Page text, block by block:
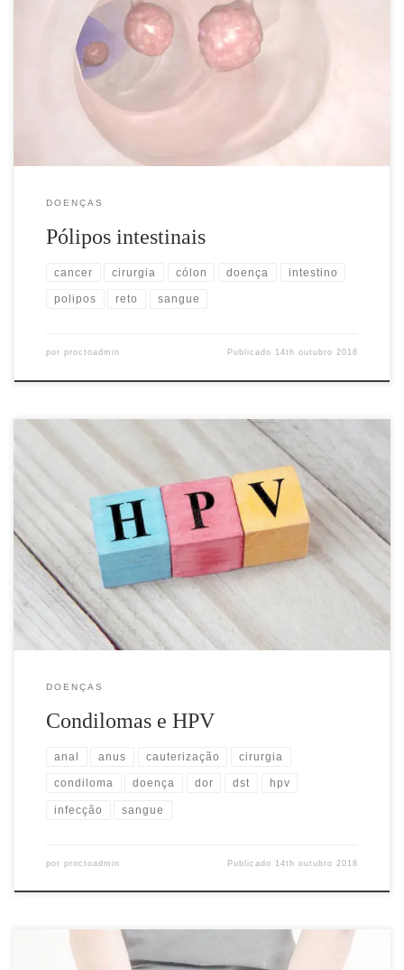
O que são? O pólipo intestinal é uma alteração causada pelo
crescimento anormal da mucosa do intestino grosso (cólon e reto).
É uma das condições mais comuns que afeta o intestino, ocorrendo
em 15 a 20% da população. Alguns são baixos e planos, outros são
altos e se assemelham a […]
DOENÇAS
Pólipos intestinais
cancer cirurgia cólon doença intestino
polipos reto sangue
por proctoadmin Publicado 14th outubro 2018
Definição Também conhecidos como verrugas anais, os
condilomas são pequenas lesões com formato e aparência de
verrugas que podem afetar a pele em torno do ânus, podendo
surgir também no interior do canal anal. Outras regiões vizinhas
também podem ser afetadas pelas lesões, principalmente a pele da
área genital, períneo, […]
DOENÇAS
Condilomas e HPV
anal anus cauterização cirurgia
condiloma doença dor dst hpv
infecção sangue
por proctoadmin Publicado 14th outubro 2018